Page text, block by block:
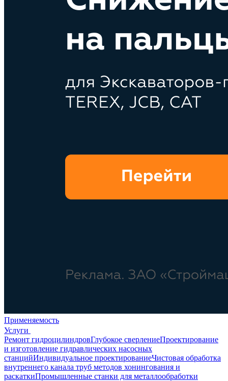
Применяемость
Услуги
Ремонт гидроцилиндровГлубокое сверлениеПроектирование
и изготовление гидравлических насосных
станцийИндивидуальное проектированиеЧистовая обработка
внутреннего канала труб методов хонингования и
раскаткиПромышленные станки для металлообработки